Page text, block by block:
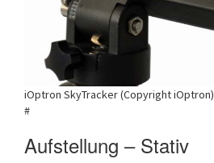
iOptron SkyTracker (Copyright iOptron)
#
Aufstellung – Stativ